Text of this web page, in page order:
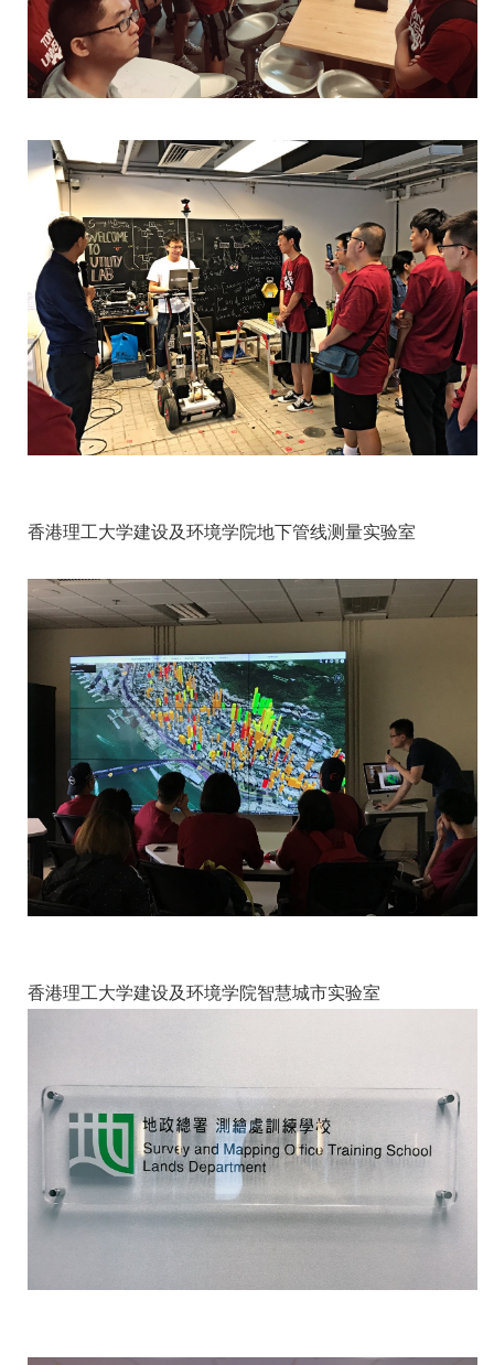
香港理工大学建设及环境学院地下管线测量实验室
香港理工大学建设及环境学院智慧城市实验室